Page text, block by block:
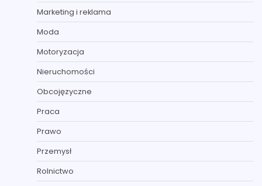
Marketing i reklama
Moda
Motoryzacja
Nieruchomości
Obcojęzyczne
Praca
Prawo
Przemysł
Rolnictwo